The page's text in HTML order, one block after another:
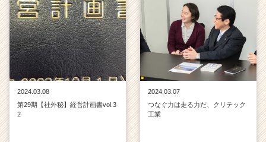
2024.03.08
第29期【社外秘】経営計画書vol.3
2
2024.03.07
つなぐ力は走る力だ、クリテック
工業